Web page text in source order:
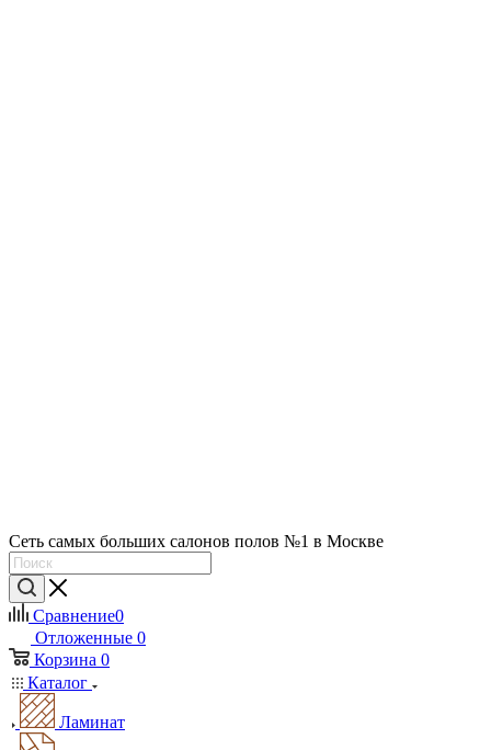
Сеть самых больших салонов полов №1 в Москве
Сравнение0
Отложенные 0
Корзина 0
Каталог
Ламинат